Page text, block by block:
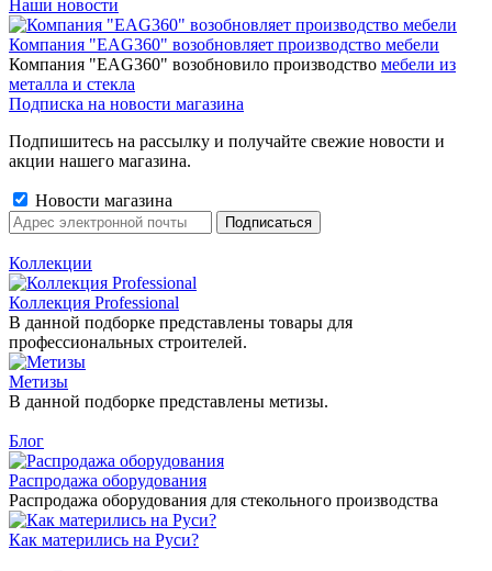
Наши новости
Компания "EAG360" возобновляет производство мебели
Компания "EAG360" возобновило производство мебели из
металла и стекла
Подписка на новости магазина
Подпишитесь на рассылку и получайте свежие новости и
акции нашего магазина.
Новости магазина
Коллекции
Коллекция Professional
В данной подборке представлены товары для
профессиональных строителей.
Метизы
В данной подборке представлены метизы.
Блог
Распродажа оборудования
Распродажа оборудования для стекольного производства
Как матерились на Руси?